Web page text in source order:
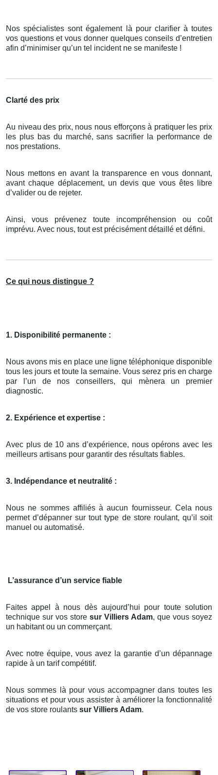
Nos spécialistes sont également là pour clarifier à toutes
vos questions et vous donner quelques conseils d’entretien
afin d’minimiser qu’un tel incident ne se manifeste !
Clarté des prix
Au niveau des prix, nous nous efforçons à pratiquer les prix
les plus bas du marché, sans sacrifier la performance de
nos prestations.
Nous mettons en avant la transparence en vous donnant,
avant chaque déplacement, un devis que vous êtes libre
d’valider ou de rejeter.
Ainsi, vous prévenez toute incompréhension ou coût
imprévu. Avec nous, tout est précisément détaillé et défini.
Ce qui nous distingue ?
1. Disponibilité permanente :
Nous avons mis en place une ligne téléphonique disponible
tous les jours et toute la semaine. Vous serez pris en charge
par l’un de nos conseillers, qui mènera un premier
diagnostic.
2. Expérience et expertise :
Avec plus de 10 ans d’expérience, nous opérons avec les
meilleurs artisans pour garantir des résultats fiables.
3. Indépendance et neutralité :
Nous ne sommes affiliés à aucun fournisseur. Cela nous
permet d’dépanner sur tout type de store roulant, qu’il soit
manuel ou automatisé.
L’assurance d’un service fiable
Faites appel à nous dès aujourd’hui pour toute solution
technique sur vos store sur Villiers Adam, que vous soyez
un habitant ou un commerçant.
Avec notre équipe, vous avez la garantie d’un dépannage
rapide à un tarif compétitif.
Nous sommes là pour vous accompagner dans toutes les
situations et pour vous assister à améliorer la fonctionnalité
de vos store roulants sur Villiers Adam.